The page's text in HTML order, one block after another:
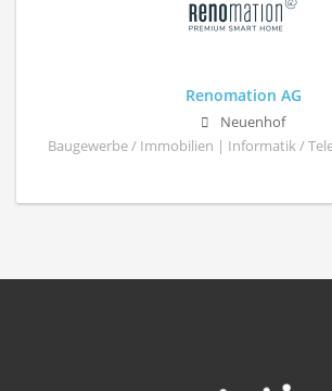
Renomation AG
Neuenhof
Baugewerbe / Immobilien | Informatik /